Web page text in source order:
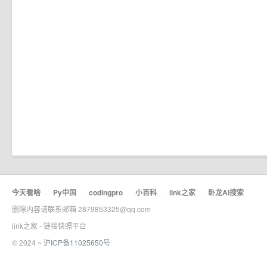
今天看啥 · Py中国 · codingpro · 小百科 · link之家 · 卧龙AI搜索
删除内容请联系邮箱 2879853325@qq.com
link之家 - 链接快照平台
© 2024 ~ 沪ICP备11025650号